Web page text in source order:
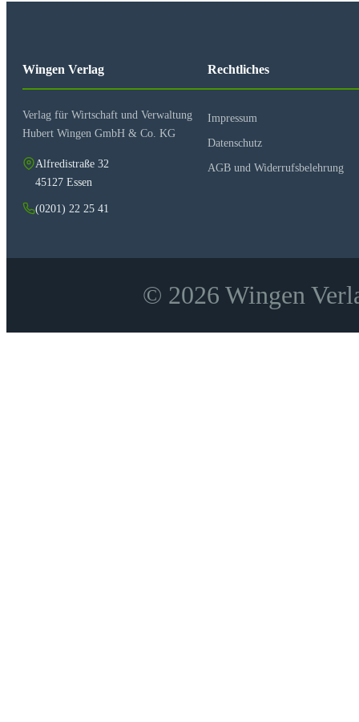
Wingen Verlag
Verlag für Wirtschaft und Verwaltung
Hubert Wingen GmbH & Co. KG
Alfredistraße 32
45127 Essen
(0201) 22 25 41
Rechtliches
Impressum
Datenschutz
AGB und Widerrufsbelehrung
© 2026 Wingen